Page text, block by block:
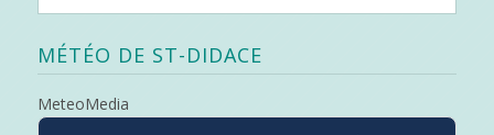
MÉTÉO DE ST-DIDACE
MeteoMedia